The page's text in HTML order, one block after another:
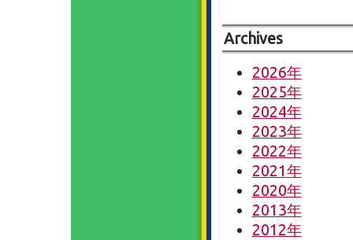
Archives
2026年
2025年
2024年
2023年
2022年
2021年
2020年
2013年
2012年